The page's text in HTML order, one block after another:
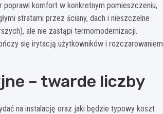
komfort w konkretnym pomieszczeniu,
stratami przez ściany, dach i nieszczelne
ale nie zastąpi termomodernizacji.
się irytacją użytkowników i rozczarowaniem
– twarde liczby
na instalację oraz jaki będzie typowy koszt